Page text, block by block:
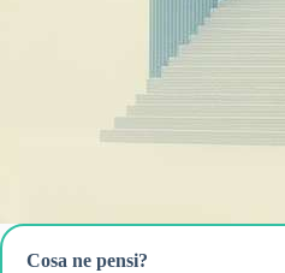
Cosa ne pensi?